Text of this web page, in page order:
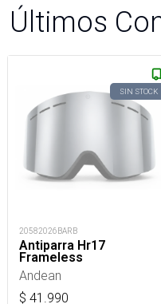
Últimos
SIN STOCK
20582026BARB
Antiparra Hr17
Frameless
Andean
$ 41.990